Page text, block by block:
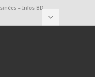
– Infos BD,